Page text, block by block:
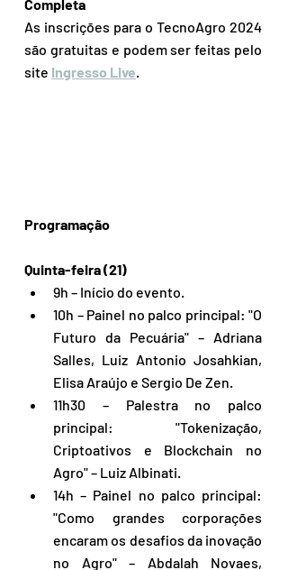
Completa
As inscrições para o TecnoAgro 2024
são gratuitas e podem ser feitas pelo
site Ingresso Live.
Programação
Quinta-feira (21)
9h – Início do evento.
10h – Painel no palco principal: "O
Futuro da Pecuária" – Adriana
Salles, Luiz Antonio Josahkian,
Elisa Araújo e Sergio De Zen.
11h30 – Palestra no palco
principal: "Tokenização,
Criptoativos e Blockchain no
Agro" – Luiz Albinati.
14h – Painel no palco principal:
"Como grandes corporações
encaram os desafios da inovação
no Agro" – Abdalah Novaes,